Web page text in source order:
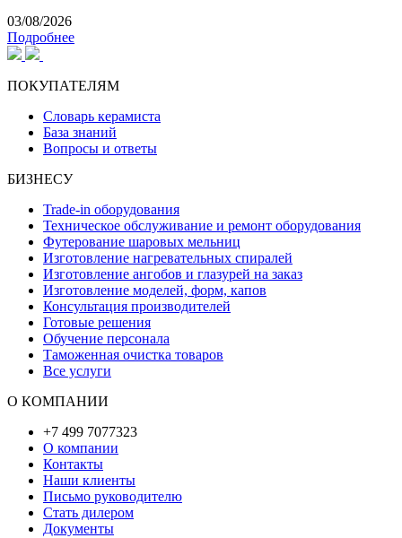
03/08/2026
Подробнее
ПОКУПАТЕЛЯМ
Словарь керамиста
База знаний
Вопросы и ответы
БИЗНЕСУ
Trade-in оборудования
Техническое обслуживание и ремонт оборудования
Футерование шаровых мельниц
Изготовление нагревательных спиралей
Изготовление ангобов и глазурей на заказ
Изготовление моделей, форм, капов
Консультация производителей
Готовые решения
Обучение персонала
Таможенная очистка товаров
Все услуги
О КОМПАНИИ
+7 499 7077323
О компании
Контакты
Наши клиенты
Письмо руководителю
Стать дилером
Документы